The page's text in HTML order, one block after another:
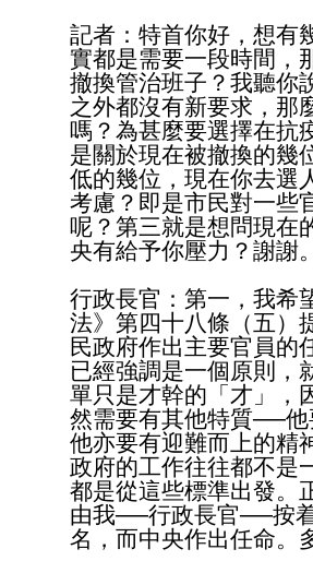
記者：特首你好，想有
實都是需要一段時間，
撤換管治班子？我聽你
之外都沒有新要求，那
嗎？為甚麼要選擇在抗
是關於現在被撤換的幾
低的幾位，現在你去選
考慮？即是市民對一些
呢？第三就是想問現在
央有給予你壓力？謝謝
行政長官：第一，我希
法》第四十八條（五）
民政府作出主要官員的
已經強調是一個原則，
單只是才幹的「才」，
然需要有其他特質──
他亦要有迎難而上的精
政府的工作往往都不是
都是從這些標準出發。
由我──行政長官──按
名，而中央作出任命。